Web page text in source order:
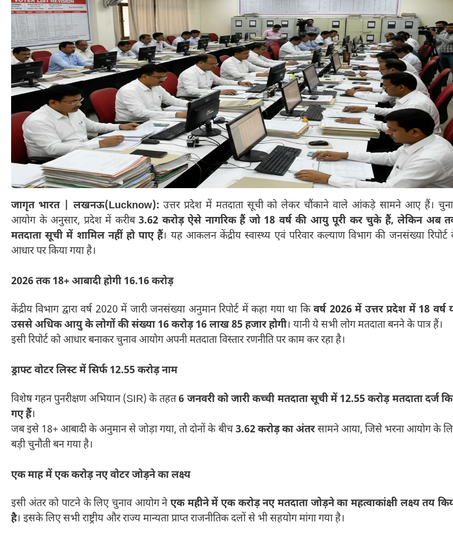
जागृत भारत | लखनऊ(Lucknow): उत्तर प्रदेश में मतदाता सूची को लेकर चौंकाने वाले आंकड़े सामने आए हैं।
आयोग के अनुसार, प्रदेश में करीब 3.62 करोड़ ऐसे नागरिक हैं जो 18 वर्ष की आयु पूरी कर चुके हैं, लेकिन अब
मतदाता सूची में शामिल नहीं हो पाए हैं। यह आकलन केंद्रीय स्वास्थ्य एवं परिवार कल्याण विभाग की जनसंख्या
आधार पर किया गया है।
2026 तक 18+ आबादी होगी 16.16 करोड़
केंद्रीय विभाग द्वारा वर्ष 2020 में जारी जनसंख्या अनुमान रिपोर्ट में कहा गया था किवर्ष 2026 में उत्तर प्रदेश में 18 वर्ष
उससे अधिक आयु के लोगों की संख्या 16 करोड़ 16 लाख 85 हजार होगी। यानी ये सभी लोग मतदाता बनने के पात्र हैं।
इसी रिपोर्ट को आधार बनाकर चुनाव आयोग अपनी मतदाता विस्तार रणनीति पर काम कर रहा है।
ड्राफ्ट वोटर लिस्ट में सिर्फ 12.55 करोड़ नाम
विशेष गहन पुनरीक्षण अभियान (SIR) के तहत6 जनवरी को जारी कच्ची मतदाता सूची में 12.55 करोड़ मतदाता दर्ज
गए हैं।
जब इसे 18+ आबादी के अनुमान से जोड़ा गया, तो दोनों के बीच3.62 करोड़ का अंतरसामने आया, जिसे भरना आयोग के
बड़ी चुनौती बन गया है।
एक माह में एक करोड़ नए वोटर जोड़ने का लक्ष्य
इसी अंतर को पाटने के लिए चुनाव आयोग नेएक महीने में एक करोड़ नए मतदाता जोड़ने का महत्वाकांक्षी लक्ष्य तय
है। इसके लिए सभी राष्ट्रीय और राज्य मान्यता प्राप्त राजनीतिक दलों से भी सहयोग मांगा गया है।